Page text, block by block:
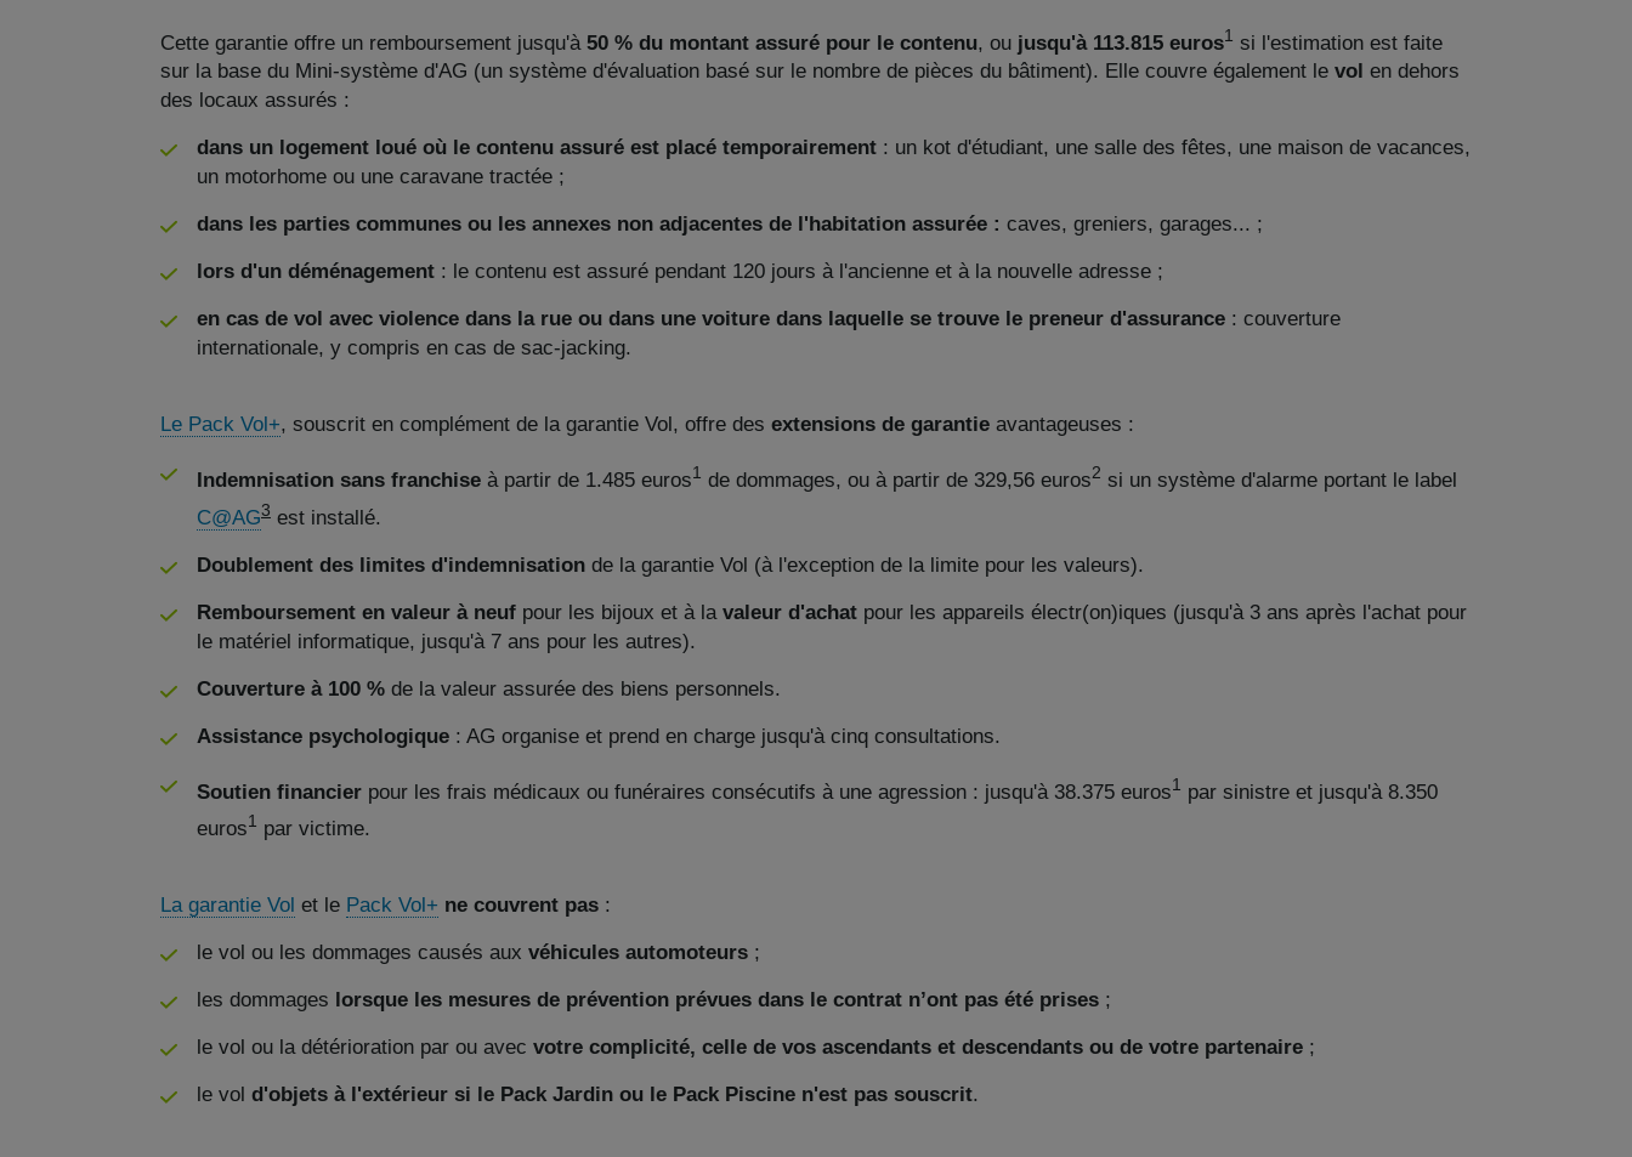
Cette garantie offre un remboursement jusqu'à 50 % du montant assuré pour le contenu, ou jusqu'à 113.815 euros1 si l'estimation est faite
sur la base du Mini-système d'AG (un système d'évaluation basé sur le nombre de pièces du bâtiment). Elle couvre également le vol en dehors
des locaux assurés :
dans un logement loué où le contenu assuré est placé temporairement : un kot d'étudiant, une salle des fêtes, une maison de vacances,
un motorhome ou une caravane tractée ;
dans les parties communes ou les annexes non adjacentes de l'habitation assurée : caves, greniers, garages... ;
lors d'un déménagement : le contenu est assuré pendant 120 jours à l'ancienne et à la nouvelle adresse ;
en cas de vol avec violence dans la rue ou dans une voiture dans laquelle se trouve le preneur d'assurance : couverture
internationale, y compris en cas de sac-jacking.
Le Pack Vol+, souscrit en complément de la garantie Vol, offre des extensions de garantie avantageuses :
Indemnisation sans franchise à partir de 1.485 euros1 de dommages, ou à partir de 329,56 euros2 si un système d'alarme portant le label
C@AG3 est installé.
Doublement des limites d'indemnisation de la garantie Vol (à l'exception de la limite pour les valeurs).
Remboursement en valeur à neuf pour les bijoux et à la valeur d'achat pour les appareils électr(on)iques (jusqu'à 3 ans après l'achat pour
le matériel informatique, jusqu'à 7 ans pour les autres).
Couverture à 100 % de la valeur assurée des biens personnels.
Assistance psychologique : AG organise et prend en charge jusqu'à cinq consultations.
Soutien financier pour les frais médicaux ou funéraires consécutifs à une agression : jusqu'à 38.375 euros1 par sinistre et jusqu'à 8.350
euros1 par victime.
La garantie Vol et le Pack Vol+ ne couvrent pas :
le vol ou les dommages causés aux véhicules automoteurs ;
les dommages lorsque les mesures de prévention prévues dans le contrat n’ont pas été prises ;
le vol ou la détérioration par ou avec votre complicité, celle de vos ascendants et descendants ou de votre partenaire ;
le vol d'objets à l'extérieur si le Pack Jardin ou le Pack Piscine n'est pas souscrit.